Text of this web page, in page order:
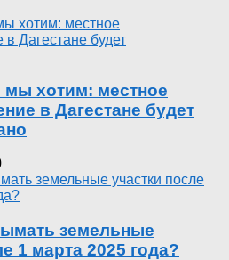
мы хотим: местное
в Дагестане будет
земельные
1 марта 2025 года?